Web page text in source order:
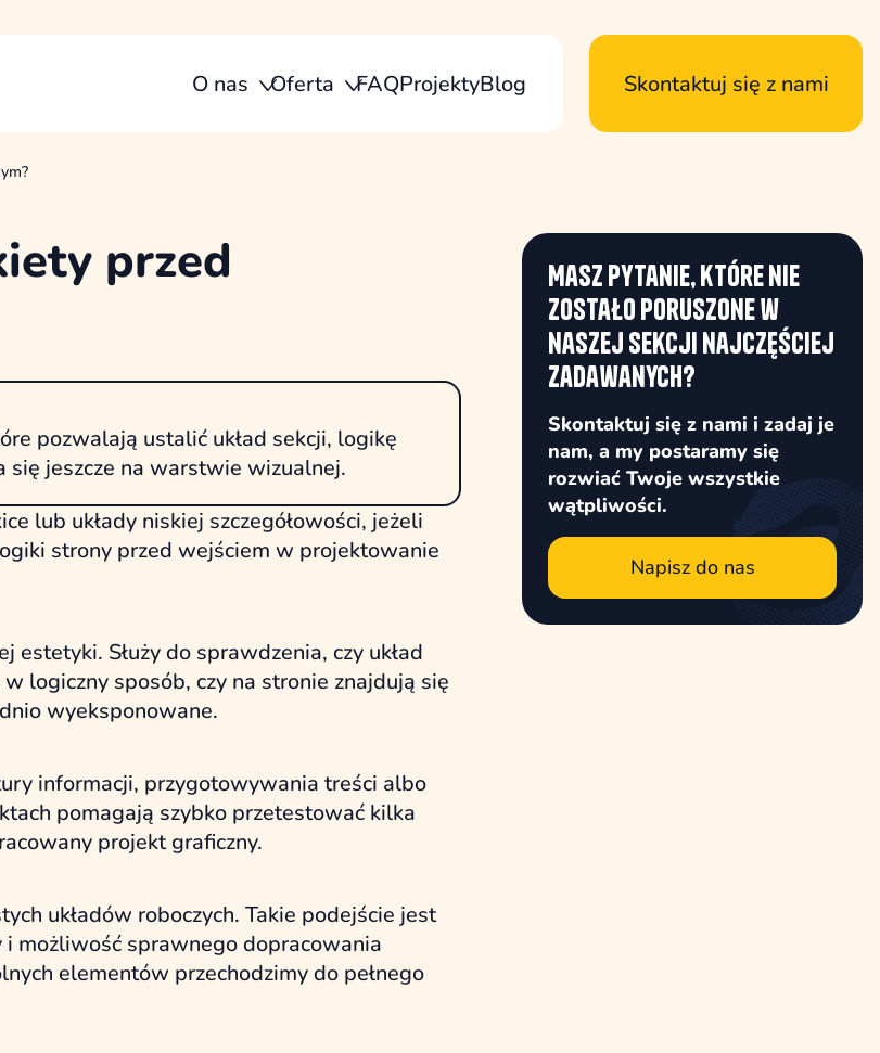
O nas Oferta FAQProjektyBlog Skontaktuj się z nami
przed
pozwalają ustalić układ sekcji, logikę
jeszcze na warstwie wizualnej.
lub układy niskiej szczegółowości, jeżeli
strony przed wejściem w projektowanie
estetyki. Służy do sprawdzenia, czy układ
logiczny sposób, czy na stronie znajdują się
wyeksponowane.
informacji, przygotowywania treści albo
pomagają szybko przetestować kilka
projekt graficzny.
układów roboczych. Takie podejście jest
możliwość sprawnego dopracowania
elementów przechodzimy do pełnego
Masz pytanie, które nie
zostało poruszone w
naszej sekcji najczęściej
zadawanych?
Skontaktuj się z nami i zadaj je
nam, a my postaramy się
rozwiać Twoje wszystkie
wątpliwości.
Napisz do nas